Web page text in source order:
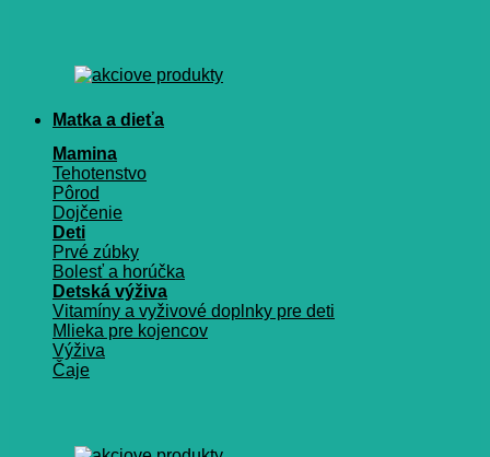
Matka a dieťa
Mamina
Tehotenstvo
Pôrod
Dojčenie
Deti
Prvé zúbky
Bolesť a horúčka
Detská výživa
Vitamíny a vyživové doplnky pre deti
Mlieka pre kojencov
Výživa
Čaje